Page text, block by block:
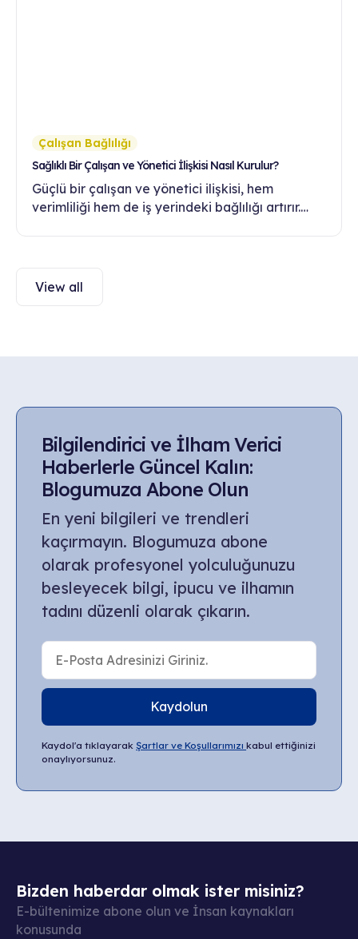
Çalışan Bağlılığı
Sağlıklı Bir Çalışan ve Yönetici İlişkisi Nasıl Kurulur?
Güçlü bir çalışan ve yönetici ilişkisi, hem
verimliliği hem de iş yerindeki bağlılığı artırır.
View all
Bilgilendirici ve İlham Verici
Haberlerle Güncel Kalın:
Blogumuza Abone Olun
En yeni bilgileri ve trendleri
kaçırmayın. Blogumuza abone
olarak profesyonel yolculuğunuzu
besleyecek bilgi, ipucu ve ilhamın
tadını düzenli olarak çıkarın.
Kaydolun
Kaydol'a tıklayarakŞartlar ve Koşullarımızıkabul ettiğinizi
onaylıyorsunuz.
Bizden haberdar olmak ister misiniz?
E-bültenimize abone olun ve İnsan kaynakları
konusunda